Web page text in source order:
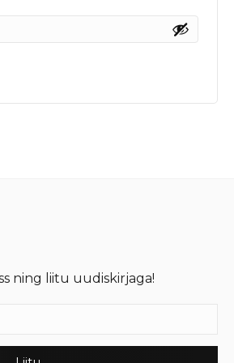
ning liitu uudiskirjaga!